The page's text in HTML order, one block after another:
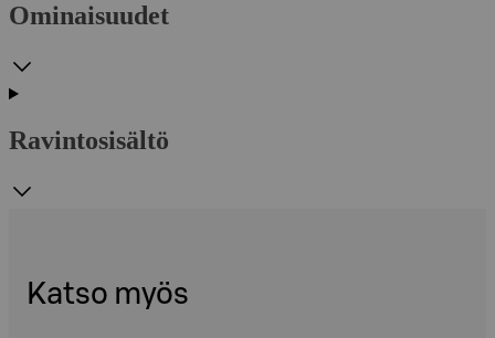
Ominaisuudet
Ravintosisältö
Katso myös